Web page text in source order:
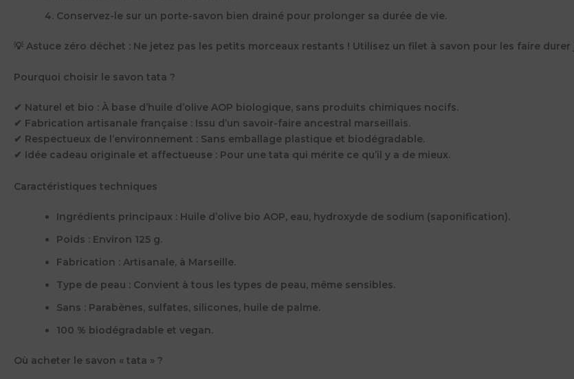
Conservez-le sur un porte-savon bien drainé pour prolonger sa durée de vie.
💡 Astuce zéro déchet : Ne jetez pas les petits morceaux restants ! Utilisez un filet à savon pour les faire durer
Pourquoi choisir le savon tata ?
✔ Naturel et bio : À base d’huile d’olive AOP biologique, sans produits chimiques nocifs.
✔ Fabrication artisanale française : Issu d’un savoir-faire ancestral marseillais.
✔ Respectueux de l’environnement : Sans emballage plastique et biodégradable.
✔ Idée cadeau originale et affectueuse : Pour une tata qui mérite ce qu’il y a de mieux.
Caractéristiques techniques
Ingrédients principaux : Huile d’olive bio AOP, eau, hydroxyde de sodium (saponification).
Poids : Environ 125 g.
Fabrication : Artisanale, à Marseille.
Type de peau : Convient à tous les types de peau, même sensibles.
Sans : Parabènes, sulfates, silicones, huile de palme.
100 % biodégradable et vegan.
Où acheter le savon « tata » ?